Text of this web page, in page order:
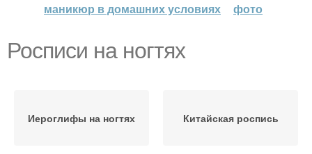
маникюр в домашних условиях
фото
Росписи на ногтях
Иероглифы на ногтях Китайская роспись